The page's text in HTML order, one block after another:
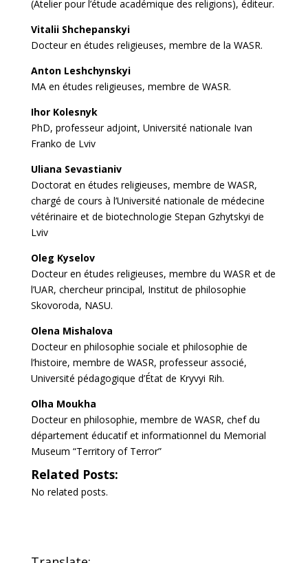
(Atelier pour l’étude académique des religions), éditeur.
Vitalii Shchepanskyi
Docteur en études religieuses, membre de la WASR.
Anton Leshchynskyi
MA en études religieuses, membre de WASR.
Ihor Kolesnyk
PhD, professeur adjoint, Université nationale Ivan
Franko de Lviv
Uliana Sevastianiv
Doctorat en études religieuses, membre de WASR,
chargé de cours à l’Université nationale de médecine
vétérinaire et de biotechnologie Stepan Gzhytskyi de
Lviv
Oleg Kyselov
Docteur en études religieuses, membre du WASR et de
l’UAR, chercheur principal, Institut de philosophie
Skovoroda, NASU.
Olena Mishalova
Docteur en philosophie sociale et philosophie de
l’histoire, membre de WASR, professeur associé,
Université pédagogique d’État de Kryvyi Rih.
Olha Moukha
Docteur en philosophie, membre de WASR, chef du
département éducatif et informationnel du Memorial
Museum “Territory of Terror”
Related Posts:
No related posts.